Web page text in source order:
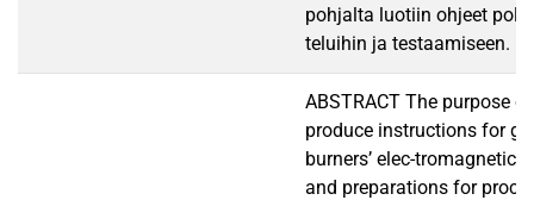
pohjalta luotiin ohjeet
teluihin ja testaamiseen.
ABSTRACT The purpose
produce instructions for
burners’ elec-tromagnetic
and preparations for